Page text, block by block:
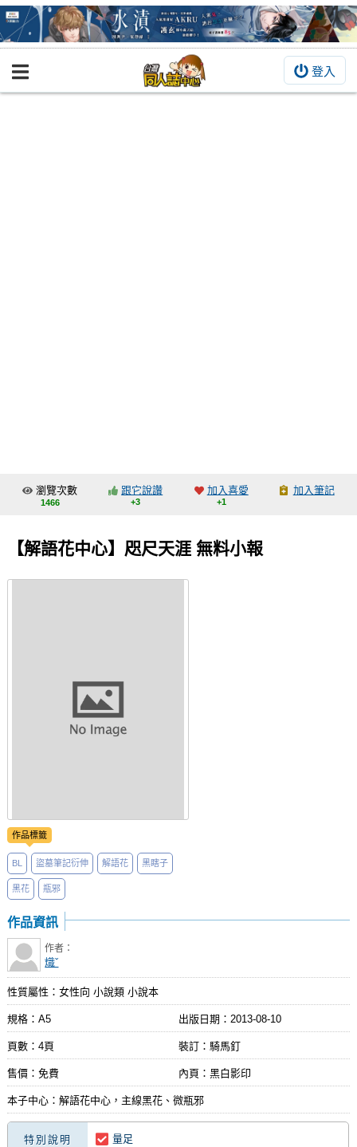
登入
BOOKY書集倉庫
交流中心
會員功能選單
瀏覽次數
1466
跟它說讚
+3
加入喜愛
+1
加入筆記
【解語花中心】咫尺天涯 無料小報
作品標籤
BL 盜墓筆記衍伸 解語花 黑瞎子
黑花 瓶邪
作品資訊
作者：
熾ˇ
性質屬性：女性向 小說類 小說本
規格：A5 出版日期： 2013-08-10
頁數：4頁 裝訂：騎馬釘
售價：免費 內頁：黑白影印
本子中心：解語花中心，主線黑花、微瓶邪
特別說明 量足